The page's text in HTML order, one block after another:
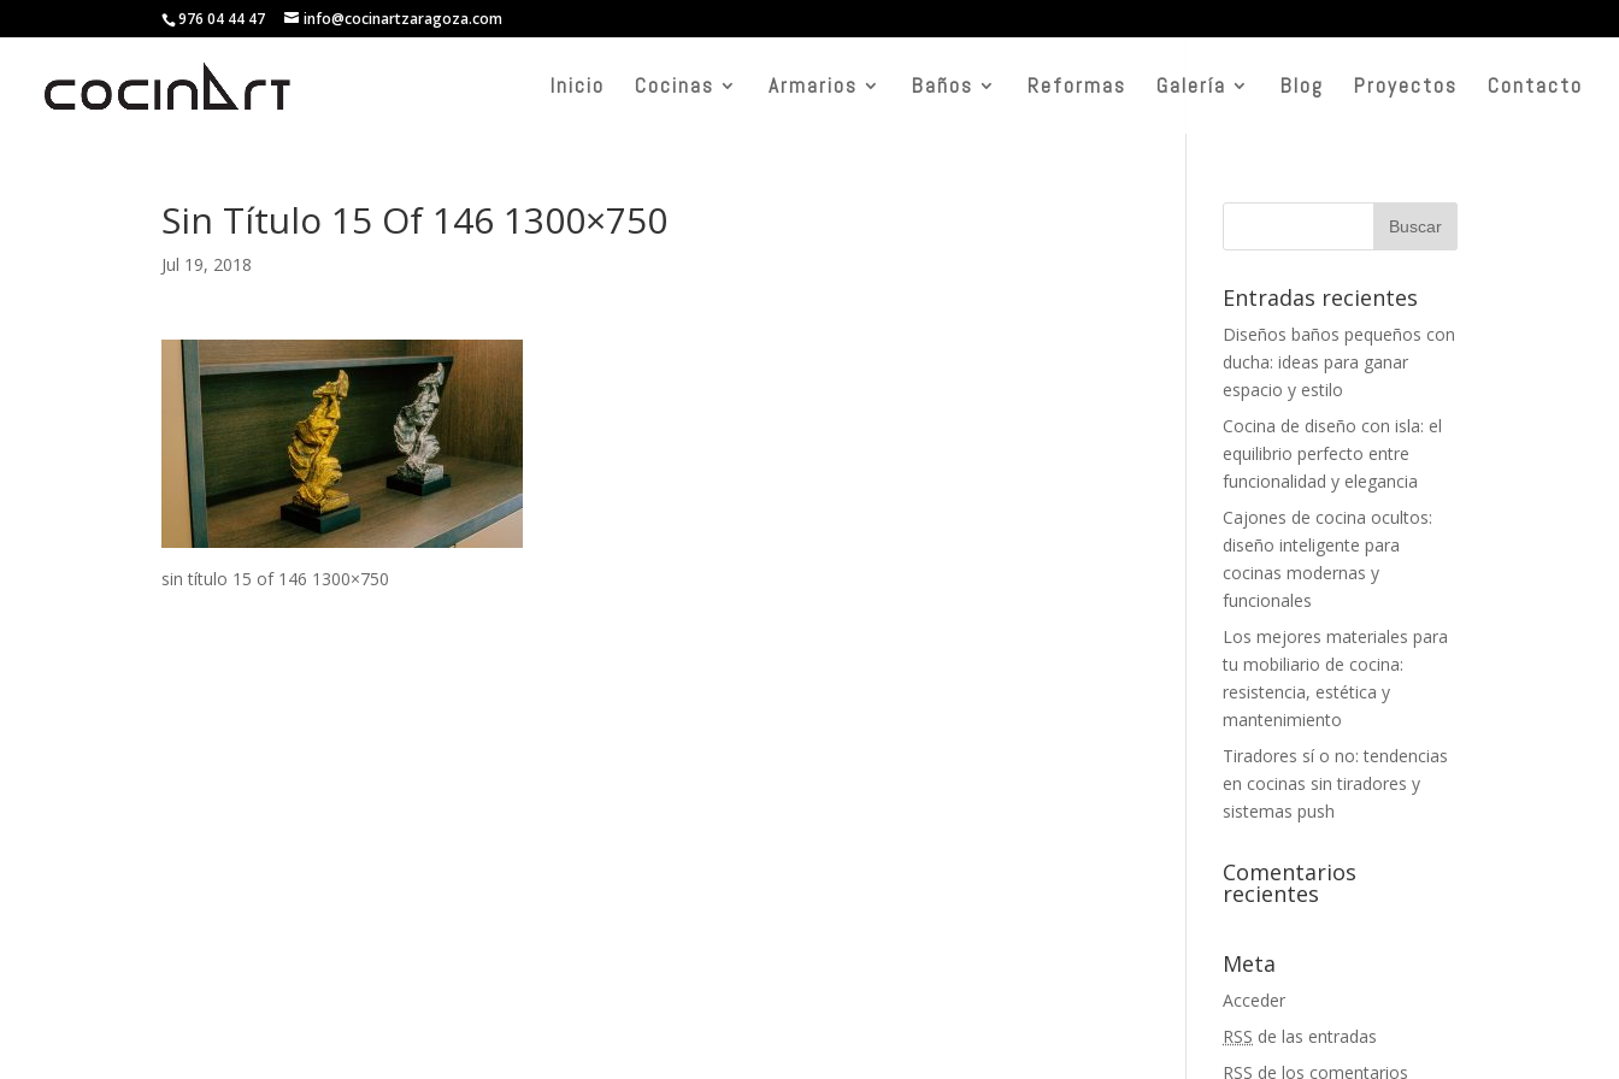
976 04 44 47 info@cocinartzaragoza.com
Inicio Cocinas Armarios Baños Reformas Galería Blog Proyectos Contacto
Sin Título 15 Of 146 1300×750
Jul 19, 2018
sin título 15 of 146 1300×750
Entradas recientes
Diseños baños pequeños con
ducha: ideas para ganar
espacio y estilo
Cocina de diseño con isla: el
equilibrio perfecto entre
funcionalidad y elegancia
Cajones de cocina ocultos:
diseño inteligente para
cocinas modernas y
funcionales
Los mejores materiales para
tu mobiliario de cocina:
resistencia, estética y
mantenimiento
Tiradores sí o no: tendencias
en cocinas sin tiradores y
sistemas push
Comentarios
recientes
Meta
Acceder
RSS de las entradas
RSS de los comentarios